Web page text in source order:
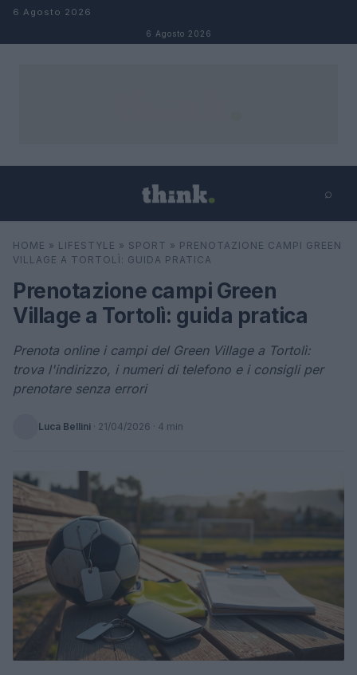
Salta al contenuto
6 Agosto 2026
6 Agosto 2026
⌕
Cerca ⌕ ×
HOME » LIFESTYLE » SPORT » PRENOTAZIONE CAMPI GREEN
VILLAGE A TORTOLÌ: GUIDA PRATICA
Prenotazione campi Green
Village a Tortolì: guida pratica
Prenota online i campi del Green Village a Tortolì:
trova l'indirizzo, i numeri di telefono e i consigli per
prenotare senza errori
Luca Bellini · 21/04/2026 · 4 min